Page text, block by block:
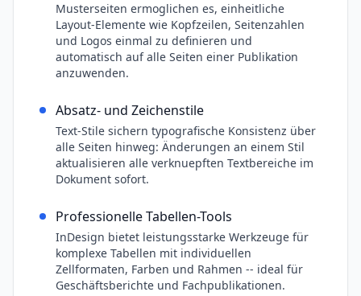
Musterseiten ermoglichen es, einheitliche
Layout-Elemente wie Kopfzeilen, Seitenzahlen
und Logos einmal zu definieren und
automatisch auf alle Seiten einer Publikation
anzuwenden.
Absatz- und Zeichenstile
Text-Stile sichern typografische Konsistenz über
alle Seiten hinweg: Änderungen an einem Stil
aktualisieren alle verknuepften Textbereiche im
Dokument sofort.
Professionelle Tabellen-Tools
InDesign bietet leistungsstarke Werkzeuge für
komplexe Tabellen mit individuellen
Zellformaten, Farben und Rahmen -- ideal für
Geschäftsberichte und Fachpublikationen.